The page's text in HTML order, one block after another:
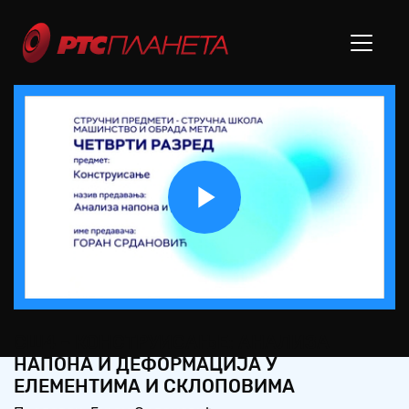
Play
Video
НАПОНА И ДЕФОРМАЦИЈА У
ЕЛЕМЕНТИМА И СКЛОПОВИМА